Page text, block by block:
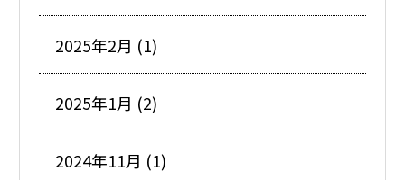
2025年2月 (1)
2025年1月 (2)
2024年11月 (1)